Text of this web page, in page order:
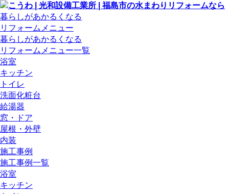
暮らしがあかるくなる
リフォームメニュー
暮らしがあかるくなる
リフォームメニュー一覧
浴室
キッチン
トイレ
洗面化粧台
給湯器
窓・ドア
屋根・外壁
内装
施工事例
施工事例一覧
浴室
キッチン